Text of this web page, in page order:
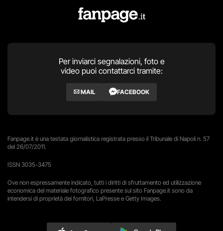
Per inviarci segnalazioni, foto e
video puoi contattarci tramite:
MAIL FACEBOOK
Fanpage.it è una testata giornalistica registrata presso il Tribunale di Napoli n. 57
del 26/07/2011.
ISSN 3035-3475
Ove non espressamente indicato, tutti i diritti di sfruttamento ed utilizzazione
economica del materiale fotografico presente sul sito Fanpage.it sono da
intendersi di proprietà dei fornitori, LaPresse e Getty Images.